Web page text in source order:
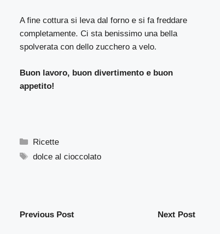
A fine cottura si leva dal forno e si fa freddare
completamente. Ci sta benissimo una bella
spolverata con dello zucchero a velo.
Buon lavoro, buon divertimento e buon
appetito!
Categorie
Ricette
Tag
dolce al cioccolato
Previous Post Next Post